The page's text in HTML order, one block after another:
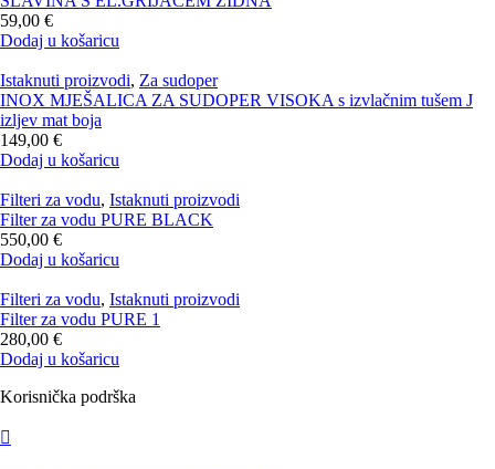
59,00 €
Dodaj u košaricu
Istaknuti proizvodi, Za sudoper
INOX MJEŠALICA ZA SUDOPER VISOKA s izvlačnim tušem J
izljev mat boja
149,00 €
Dodaj u košaricu
Filteri za vodu, Istaknuti proizvodi
Filter za vodu PURE BLACK
550,00 €
Dodaj u košaricu
Filteri za vodu, Istaknuti proizvodi
Filter za vodu PURE 1
280,00 €
Dodaj u košaricu
Korisnička podrška
